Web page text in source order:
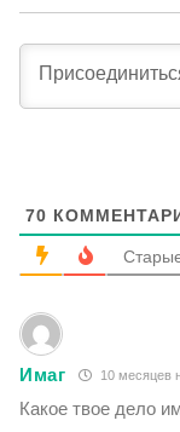
70
Имаг 10 месяцев
Какое твое дело